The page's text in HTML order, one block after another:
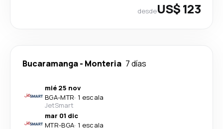
desdeUS$ 123
Bucaramanga- Monteria 7 días
mié 25 nov
BGA-MTR· 1 escala
JetSmart
mar 01 dic
MTR-BGA· 1 escala